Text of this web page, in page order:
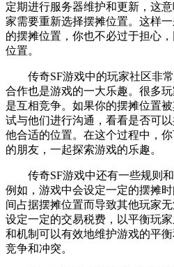
定期进行服务器维护和更新，这
家需要重新选择摆摊位置。这样
的摆摊位置，你也不必过于担心
位置。
传奇SF游戏中的玩家社区非常
合作也是游戏的一大乐趣。很多
是互相竞争。如果你的摆摊位置
试与他们进行沟通，看看是否可
他合适的位置。在这个过程中，
的朋友，一起探索游戏的乐趣。
传奇SF游戏中还有一些规则和
例如，游戏中会设定一定的摆摊
间占据摆摊位置而导致其他玩家
设定一定的交易税费，以平衡玩
和机制可以有效地维护游戏的平
竞争和冲突。